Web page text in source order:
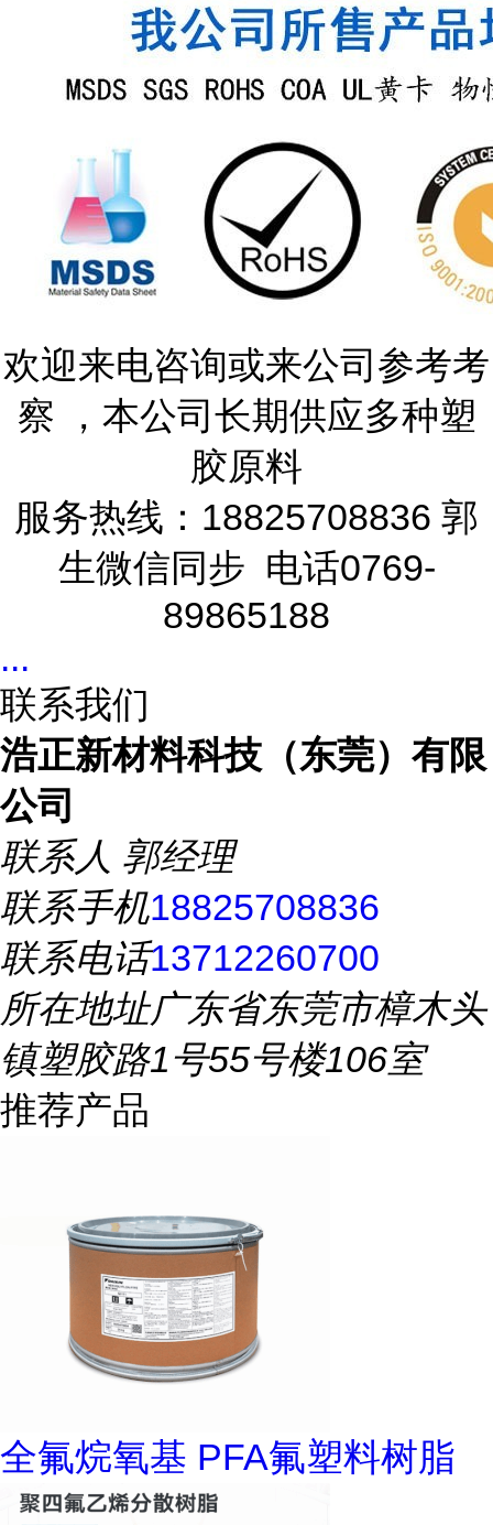
欢迎来电咨询或来公司参考考
察 ，本公司长期供应多种塑
胶原料
服务热线：18825708836 郭
生微信同步 电话0769-
89865188
...
联系我们
浩正新材料科技（东莞）有限
公司
联系人 郭经理
联系手机18825708836
联系电话13712260700
所在地址广东省东莞市樟木头
镇塑胶路1号55号楼106室
推荐产品
全氟烷氧基 PFA氟塑料树脂